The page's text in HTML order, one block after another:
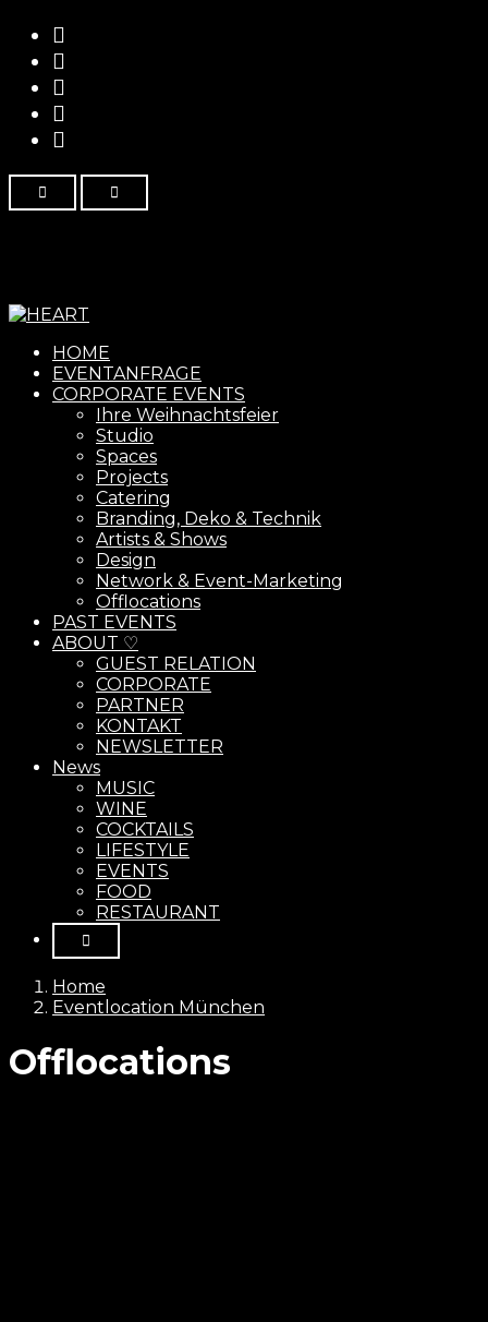
Menu
HOME
EVENTANFRAGE
CORPORATE EVENTS
Ihre Weihnachtsfeier
Studio
Spaces
Projects
Catering
Branding, Deko & Technik
Artists & Shows
Design
Network & Event-Marketing
Offlocations
PAST EVENTS
ABOUT ♡
GUEST RELATION
CORPORATE
PARTNER
KONTAKT
NEWSLETTER
News
MUSIC
WINE
COCKTAILS
LIFESTYLE
EVENTS
FOOD
RESTAURANT
Home
Eventlocation München
Offlocations